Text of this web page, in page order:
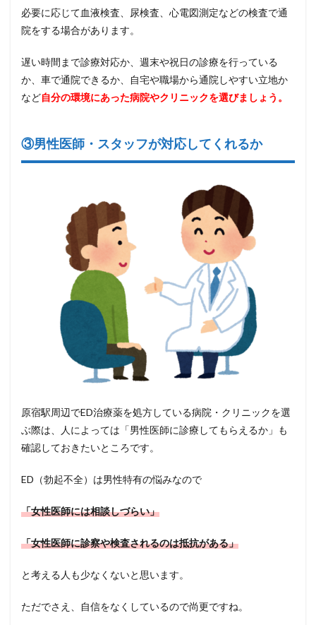
必要に応じて血液検査、尿検査、心電図測定などの検査で通
院をする場合があります。
遅い時間まで診療対応か、週末や祝日の診療を行っている
か、車で通院できるか、自宅や職場から通院しやすい立地か
など自分の環境にあった病院やクリニックを選びましょう。
③男性医師・スタッフが対応してくれるか
原宿駅周辺でED治療薬を処方している病院・クリニックを選
ぶ際は、人によっては「男性医師に診療してもらえるか」も
確認しておきたいところです。
ED（勃起不全）は男性特有の悩みなので
「女性医師には相談しづらい」
「女性医師に診察や検査されるのは抵抗がある」
と考える人も少なくないと思います。
ただでさえ、自信をなくしているので尚更ですね。